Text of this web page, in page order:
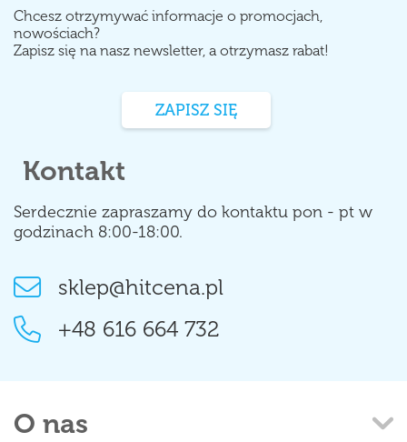
Chcesz otrzymywać informacje o promocjach,
nowościach?
Zapisz się na nasz newsletter, a otrzymasz rabat!
ZAPISZ SIĘ
Kontakt
Serdecznie zapraszamy do kontaktu pon - pt w
godzinach 8:00-18:00.
sklep@hitcena.pl
+48 616 664 732
O nas